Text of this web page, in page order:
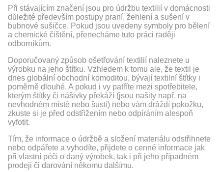
Při stávajícím značení jsou pro údržbu textilií v domácnosti
důležité především postupy praní, žehlení a sušení v
bubnové sušičce. Pokud jsou uvedeny symboly pro bělení
a chemické čištění, přenecháme tuto práci raději
odborníkům.
Doporučovaný způsob ošetřování textilií naleznete u
výrobku na jeho štítku. Vzhledem k tomu ale, že textil je
dnes globální obchodní komoditou, bývají textilní štítky i
poměrně dlouhé. A pokud i vy patříte mezi spotřebitele,
kterým štítky či nášivky překáží (jsou našity např. na
nevhodném místě nebo šustí) nebo vám dráždí pokožku,
zkuste si je před odstřižením nebo odpíráním alespoň
vyfotit.
Tím, že informace o údržbě a složení materiálu odstřihnete
nebo odpářete a vyhodíte, přijdete o cenné informace jak
při vlastní péči o daný výrobek, tak i při jeho případném
prodeji či darování někomu dalšímu.